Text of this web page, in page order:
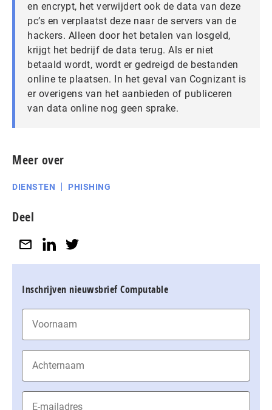
en encrypt, het verwijdert ook de data van deze
pc’s en verplaatst deze naar de servers van de
hackers. Alleen door het betalen van losgeld,
krijgt het bedrijf de data terug. Als er niet
betaald wordt, wordt er gedreigd de bestanden
online te plaatsen. In het geval van Cognizant is
er overigens van het aanbieden of publiceren
van data online nog geen sprake.
Meer over
DIENSTEN PHISHING
Deel
Inschrijven nieuwsbrief Computable